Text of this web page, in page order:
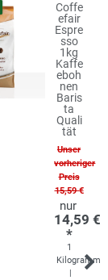
Coffe
efair
Espre
sso
1kg
Kaffe
eboh
nen
Baris
ta
Quali
tät
Unser
vorheriger
Preis
15,59 €
14,59 €
*
1
Kilogramm